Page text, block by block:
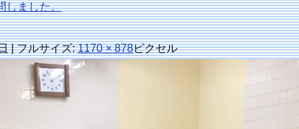
しました。
|フルサイズ:1170 × 878ピクセル